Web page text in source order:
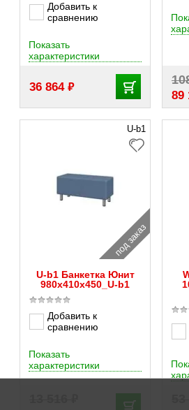
Добавить к
сравнению
36 864 ₽
Показать
характеристики
89
U-b1
под заказ
U-b1 Банкетка Юнит
980х410х450_U-b1
Добавить к
сравнению
Показать
характеристики